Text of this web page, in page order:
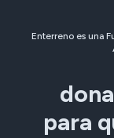
Enterreno es una
para